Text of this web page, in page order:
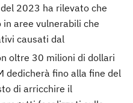
del 2023 ha rilevato che
aree vulnerabili che
causati dal
oltre 30 milioni di dollari
dedicherà fino alla fine del
di arricchire il